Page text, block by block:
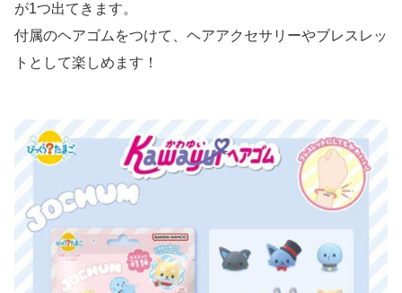
が1つ出てきます。
付属のヘアゴムをつけて、ヘアアクセサリーやブレスレッ
トとして楽しめます！